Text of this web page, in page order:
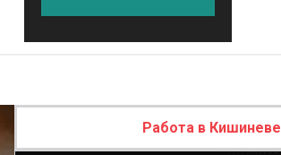
Работа в Кишиневе